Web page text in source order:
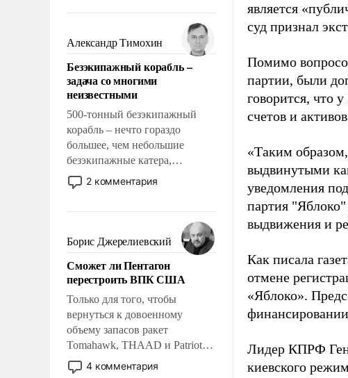
мужественным и твердым под
ударами судьбы, брать на себя
ответственность, помогать
слабым, идти вперед и
адаптироваться.
Александр Тимохин
Безэкипажный корабль –
задача со многими
неизвестными
500-тонный безэкипажный
корабль – нечто гораздо
большее, чем небольшие
безэкипажные катера,
применение которых уже
стало обыденностью. Задача по
сложна и амбициозна. Однако
и ее реализация радикально
поднимет наши боевые
возможности.
2 комментария
Борис Джерелиевский
Сможет ли Пентагон
перестроить ВПК США
Только для того, чтобы
вернуться к довоенному
объему запасов ракет
Tomahawk, THAAD и Patriot
США потребуется более трех
лет. Даже небольшая война с
4 комментария
является
суд признал
Помимо
партии, были
говорится, что
счетов и
«Таким
выдвинутыми
уведомления
партия "Яблоко"
выдвижения и
Как писала
отмене
«Яблоко».
Лидер КПРФ
киевского